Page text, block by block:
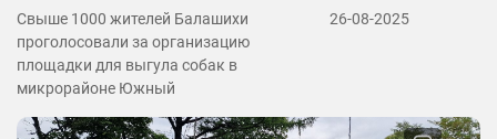
Свыше 1000 жителей Балашихи
проголосовали за организацию
площадки для выгула собак в
микрорайоне Южный
26-08-2025